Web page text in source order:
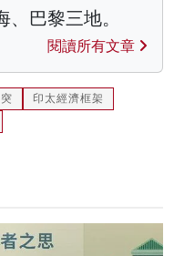
巴黎三地。
閱讀所有文章
印太經濟框架